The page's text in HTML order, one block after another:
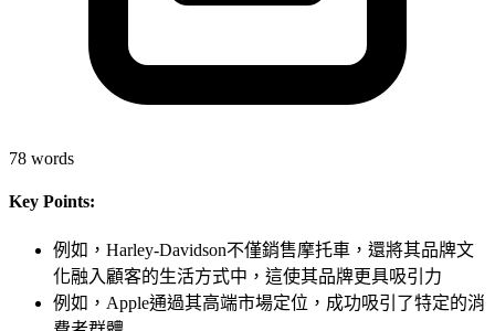
78 words
Key Points:
例如，Harley-Davidson不僅銷售摩托車，還將其品牌文
化融入顧客的生活方式中，這使其品牌更具吸引力
例如，Apple通過其高端市場定位，成功吸引了特定的消